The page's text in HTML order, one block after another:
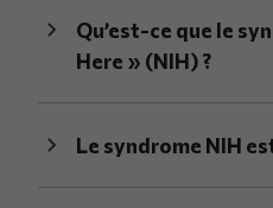
Qu’est-ce que le
Here » (NIH) ?
Le syndrome NIH